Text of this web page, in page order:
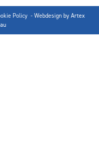
Policy - Webdesign byArtex